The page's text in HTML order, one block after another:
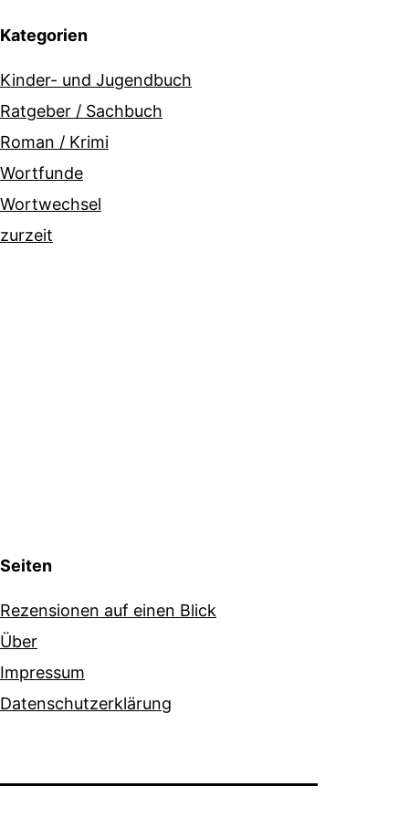
Kategorien
Kinder- und Jugendbuch
Ratgeber / Sachbuch
Roman / Krimi
Wortfunde
Wortwechsel
zurzeit
Seiten
Rezensionen auf einen Blick
Über
Impressum
Datenschutzerklärung